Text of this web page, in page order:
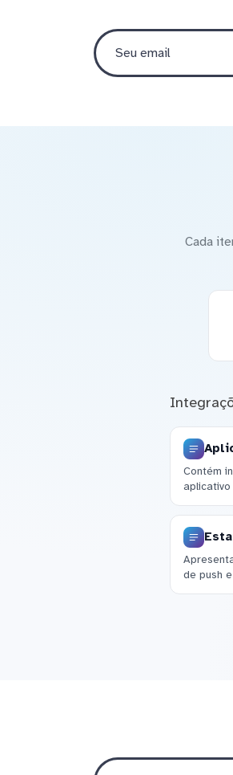
Cada
Contém
de push